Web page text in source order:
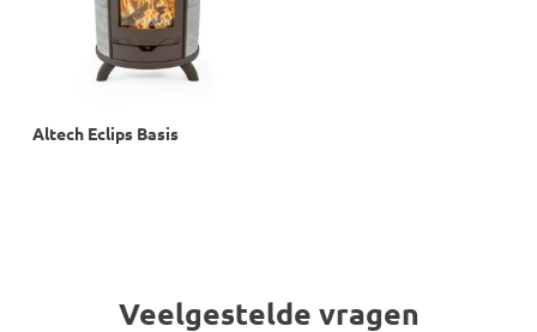
Altech Eclips Basis
Veelgestelde vragen